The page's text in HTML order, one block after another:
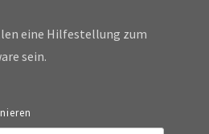
eine Hilfestellung zum
sein.